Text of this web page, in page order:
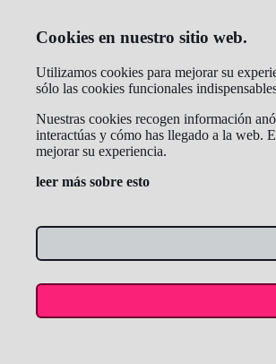
Cookies en nuestro sitio web.
Utilizamos cookies para mejorar su
sólo las cookies funcionales
Nuestras cookies recogen información
interactúas y cómo has llegado a la web.
mejorar su experiencia.
leer más sobre esto